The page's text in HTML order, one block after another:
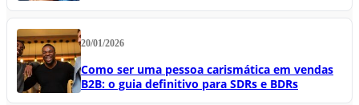
20/01/2026
Como ser uma pessoa carismática em vendas
B2B: o guia definitivo para SDRs e BDRs